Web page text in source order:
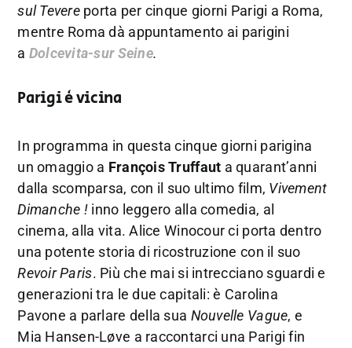
sul Tevereporta per cinque giorni Parigi a Roma,
mentre Roma dà appuntamento ai parigini
a Dolcevita-sur Seine.
Parigi è vicina
In programma in questa cinque giorni parigina
un omaggio a François Truffaut a quarant’anni
dalla scomparsa, con il suo ultimo film, Vivement
Dimanche ! inno leggero alla comedia, al
cinema, alla vita. Alice Winocour ci porta dentro
una potente storia di ricostruzione con il suo
Revoir Paris. Più che mai si intrecciano sguardi e
generazioni tra le due capitali: è Carolina
Pavone a parlare della sua Nouvelle Vague, e
Mia Hansen-Løve a raccontarci una Parigi fin